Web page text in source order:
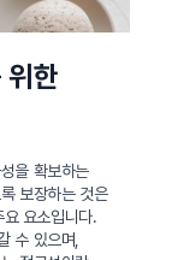
위한
을 확보하는
보장하는 것은
요소입니다.
수 있으며,